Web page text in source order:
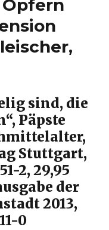
sind, die
Päpste
Stuttgart,
2, 29,95
der
2013,
0